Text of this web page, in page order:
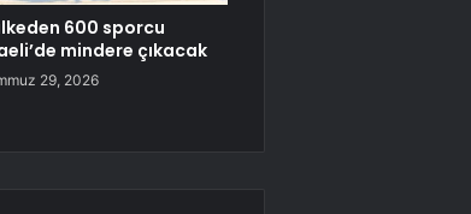
600 sporcu
mindere çıkacak
29, 2026